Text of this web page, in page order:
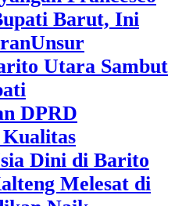
Barut, Ini
Unsur
Utara Sambut
DPRD
Dini di Barito
Melesat di